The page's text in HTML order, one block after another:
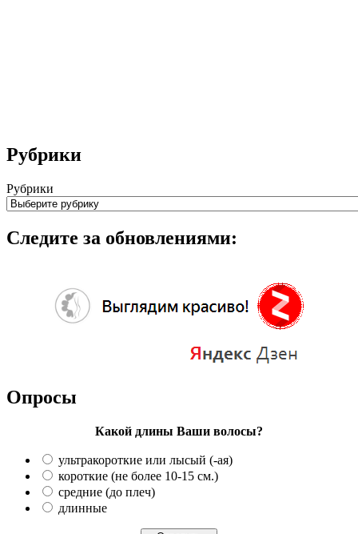
Рубрики
Рубрики
Следите за обновлениями:
Опросы
Какой длины Ваши волосы?
ультракороткие или лысый (-ая)
короткие (не более 10-15 см.)
средние (до плеч)
длинные